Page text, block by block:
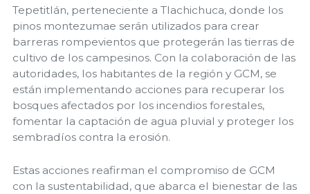
Tepetitlán, perteneciente a Tlachichuca, donde los
pinos montezumae serán utilizados para crear
barreras rompevientos que protegerán las tierras de
cultivo de los campesinos. Con la colaboración de las
autoridades, los habitantes de la región y GCM, se
están implementando acciones para recuperar los
bosques afectados por los incendios forestales,
fomentar la captación de agua pluvial y proteger los
sembradíos contra la erosión.
Estas acciones reafirman el compromiso de GCM
con la sustentabilidad, que abarca el bienestar de las